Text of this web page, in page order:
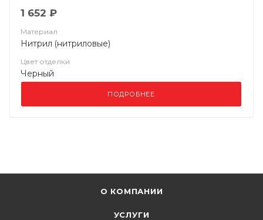
1 652 ₽
Материал
Нитрил (нитриловые)
Цвет отделки
Черный
ПОДРОБНЕЕ
О КОМПАНИИ
УСЛУГИ